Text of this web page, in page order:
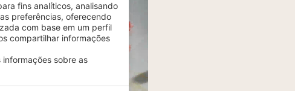
fins analíticos, analisando
preferências, oferecendo
com base em um perfil
compartilhar informações
sobre as